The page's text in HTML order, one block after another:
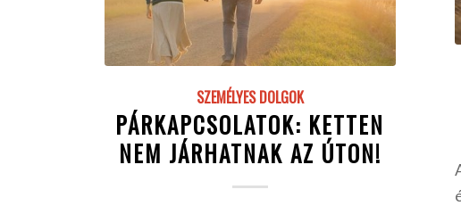
SZEMÉLYES DOLGOK
PÁRKAPCSOLATOK: KETTEN
NEM JÁRHATNAK AZ ÚTON!